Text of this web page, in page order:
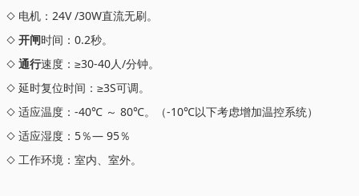
◇ 电机：24V /30W直流无刷。
◇ 开闸时间：0.2秒。
◇ 通行速度：≥30-40人/分钟。
◇ 延时复位时间：≥3S可调。
◇ 适应温度：-40℃ ～ 80℃。（-10℃以下考虑增加温控系统）
◇ 适应湿度：5％— 95％
◇ 工作环境：室内、室外。